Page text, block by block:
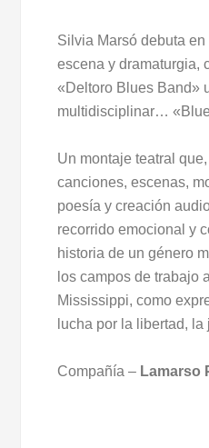
Silvia Marsó debuta
escena y dramaturgia,
«Deltoro Blues Band»
multidisciplinar…
Un montaje teatral
canciones, escenas,
poesía y creación
recorrido emocional y
historia de un género
los campos de trabajo
Mississippi, como
lucha por la libertad,
Compañía – Lamarso